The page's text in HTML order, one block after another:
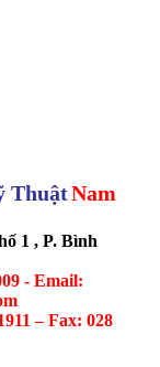
ThuậtNam
1 , P. Bình
- Email:
– Fax: 028